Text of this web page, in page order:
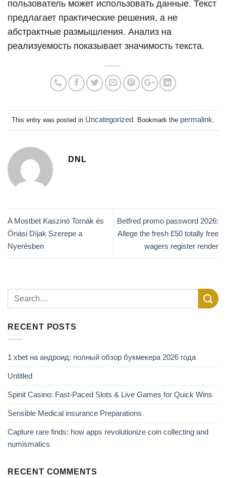
пользователь может использовать данные. Текст
предлагает практические решения, а не
абстрактные размышления. Анализ на
реализуемость показывает значимость текста.
This entry was posted in Uncategorized. Bookmark the permalink.
DNL
A Mostbet Kaszinó Tornák és
Óriási Díjak Szerepe a
Nyerésben
Betfred promo password 2026:
Allege the fresh £50 totally free
wagers register render
RECENT POSTS
1 xbet на андроид: полный обзор букмекера 2026 года
Untitled
Spinit Casino: Fast‑Paced Slots & Live Games for Quick Wins
Sensible Medical insurance Preparations
Capture rare finds: how apps revolutionize coin collecting and
numismatics
RECENT COMMENTS